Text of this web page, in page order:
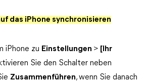
das iPhone synchronisieren
iPhone zu Einstellungen > [Ihr
Sie den Schalter neben
Zusammenführen, wenn Sie danach